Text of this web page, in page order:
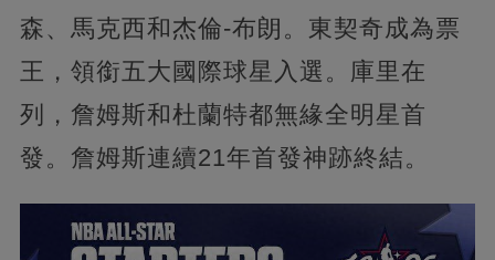
森、馬克西和杰倫-布朗。東契奇成為票
王，領銜五大國際球星入選。庫里在
列，詹姆斯和杜蘭特都無緣全明星首
發。詹姆斯連續21年首發神跡終結。